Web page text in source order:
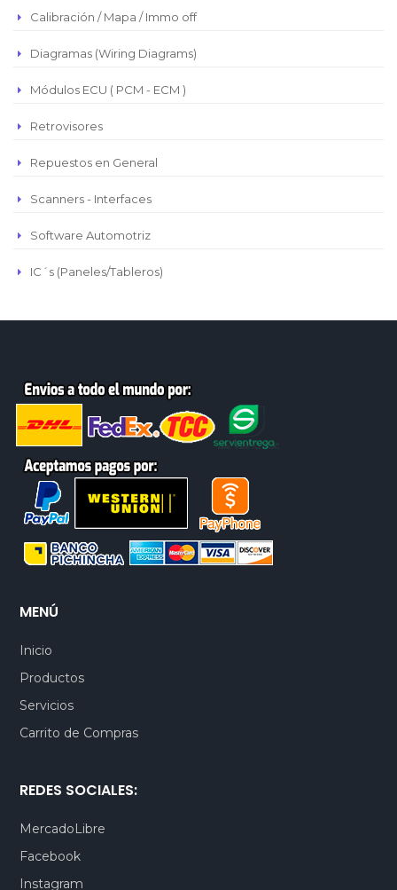
Real Brasilero
Calibración / Mapa / Immo off
Diagramas (Wiring Diagrams)
Módulos ECU ( PCM - ECM )
Retrovisores
Repuestos en General
Scanners - Interfaces
Software Automotriz
IC´s (Paneles/Tableros)
MENÚ
Inicio
Productos
Servicios
Carrito de Compras
REDES SOCIALES:
MercadoLibre
Facebook
Instagram